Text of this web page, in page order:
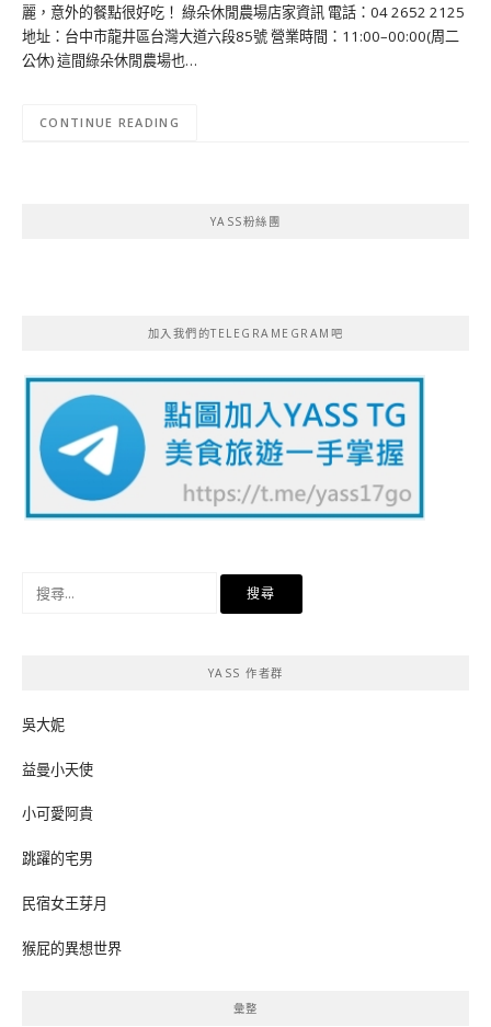
麗，意外的餐點很好吃！ 綠朵休閒農場店家資訊 電話：04 2652 2125
地址：台中市龍井區台灣大道六段85號 營業時間：11:00–00:00(周二
公休) 這間綠朵休閒農場也…
CONTINUE READING
YASS粉絲團
加入我們的TELEGRAMEGRAM吧
YASS 作者群
吳大妮
益曼小天使
小可愛阿貴
跳躍的宅男
民宿女王芽月
猴屁的異想世界
彙整